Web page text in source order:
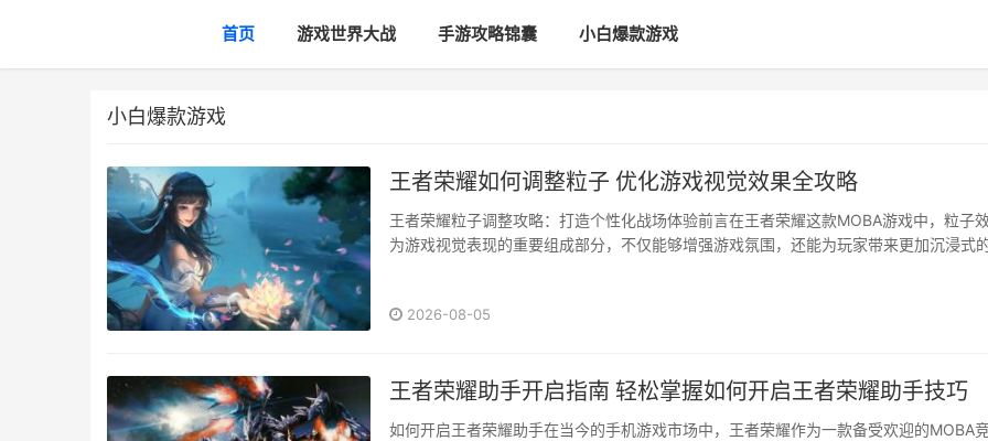
首页 游戏世界大战 手游攻略锦囊 小白爆款游戏
小白爆款游戏
王者荣耀如何调整粒子 优化游戏视觉效果全攻略
王者荣耀粒子调整攻略：打造个性化战场体验前言在王者荣耀这款MOBA游戏中，粒子
为游戏视觉表现的重要组成部分，不仅能够增强游戏氛围，还能为玩家带来更加沉浸式
体验。一、了解粒子效果在王者荣耀中，粒子效果主要包括角色技能释放···
2026-08-05
王者荣耀助手开启指南 轻松掌握如何开启王者荣耀助手技巧
如何开启王者荣耀助手在当今的手机游戏市场中，王者荣耀作为一款备受欢迎的MOBA